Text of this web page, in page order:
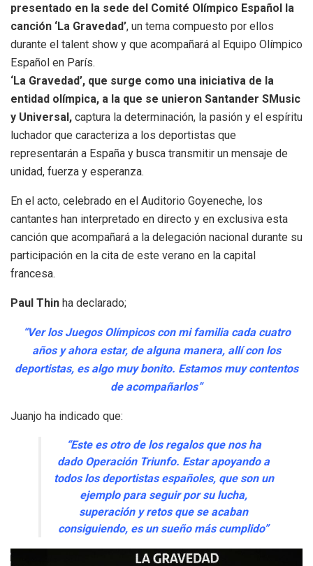
presentado en la sede del Comité Olímpico Español la
canción ‘La Gravedad’, un tema compuesto por ellos
durante el talent show y que acompañará al Equipo Olímpico
Español en París.
‘La Gravedad’, que surge como una iniciativa de la
entidad olímpica, a la que se unieron Santander SMusic
y Universal, captura la determinación, la pasión y el espíritu
luchador que caracteriza a los deportistas que
representarán a España y busca transmitir un mensaje de
unidad, fuerza y esperanza.
En el acto, celebrado en el Auditorio Goyeneche, los
cantantes han interpretado en directo y en exclusiva esta
canción que acompañará a la delegación nacional durante su
participación en la cita de este verano en la capital
francesa.
Paul Thin ha declarado;
“Ver los Juegos Olímpicos con mi familia cada cuatro
años y ahora estar, de alguna manera, allí con los
deportistas, es algo muy bonito. Estamos muy contentos
de acompañarlos”
Juanjo ha indicado que:
“Este es otro de los regalos que nos ha
dado Operación Triunfo. Estar apoyando a
todos los deportistas españoles, que son un
ejemplo para seguir por su lucha,
superación y retos que se acaban
consiguiendo, es un sueño más cumplido”